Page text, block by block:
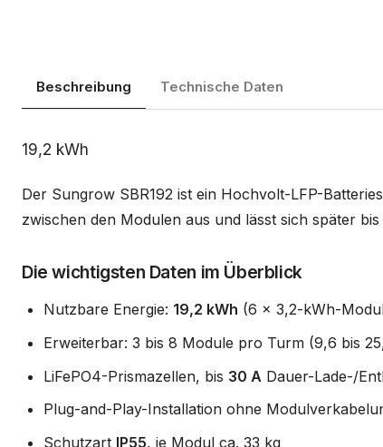
Beschreibung Technische Daten
Beschreibung
19,2 kWh
Der Sungrow SBR192 ist ein Hochvolt-LFP-
zwischen den Modulen aus und lässt sich später
Die wichtigsten Daten im Überblick
Nutzbare Energie: 19,2 kWh (6 x 3,2-kWh-
Erweiterbar: 3 bis 8 Module pro Turm (9,6 bis
LiFePO4-Prismazellen, bis 30 A Dauer-Lade-/
Plug-and-Play-Installation ohne
Schutzart IP55, je Modul ca. 33 kg